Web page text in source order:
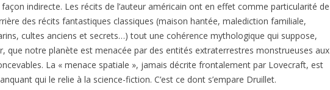
indirecte. Les récits de l’auteur américain ont en effet comme particularité de
des récits fantastiques classiques (maison hantée, malediction familiale,
cultes anciens et secrets…) tout une cohérence mythologique qui suppose,
que notre planète est menacée par des entités extraterrestres monstrueuses aux
La « menace spatiale », jamais décrite frontalement par Lovecraft, est
qui le relie à la science-fiction. C’est ce dont s’empare Druillet.